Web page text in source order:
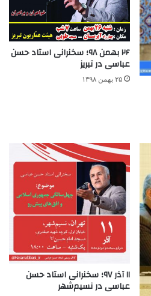
۲۶ بهمن ۹۸؛ سخنرانی استاد حسن
عباسی در تبریز
۲۵ بهمن ۱۳۹۸
۱۱ آذر ۹۷؛ سخنرانی استاد حسن
عباسی در نسیم‌شهر